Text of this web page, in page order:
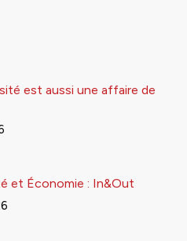
est aussi une affaire de
et Économie : In&Out